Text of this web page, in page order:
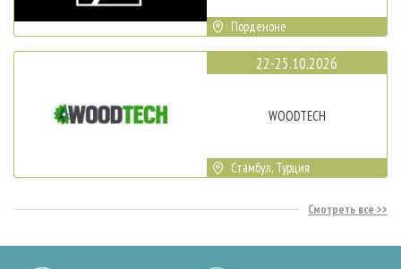
Порденоне
22-25.10.2026
WOODTECH
Стамбул, Турция
Смотреть все